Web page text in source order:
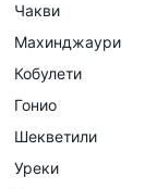
Чакви
Махинджаури
Кобулети
Гонио
Шекветили
Уреки